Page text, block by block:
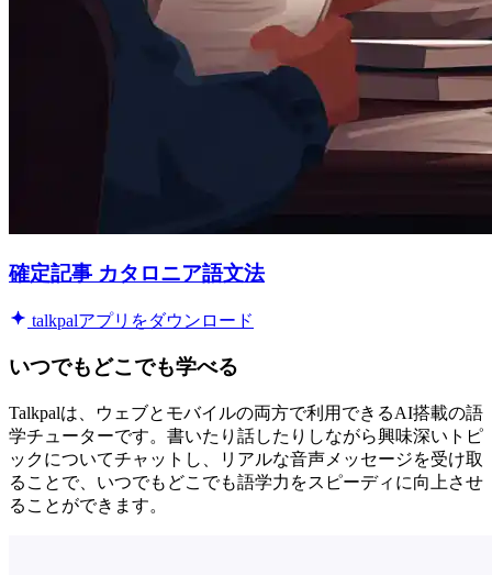
確定記事 カタロニア語文法
talkpalアプリをダウンロード
いつでもどこでも学べる
Talkpalは、ウェブとモバイルの両方で利用できるAI搭載の語
学チューターです。書いたり話したりしながら興味深いトピ
ックについてチャットし、リアルな音声メッセージを受け取
ることで、いつでもどこでも語学力をスピーディに向上させ
ることができます。